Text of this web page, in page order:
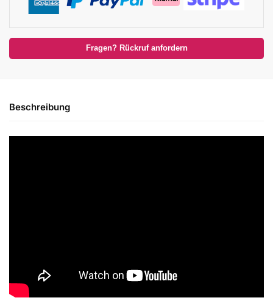
Fragen? Rückruf anfordern
Beschreibung